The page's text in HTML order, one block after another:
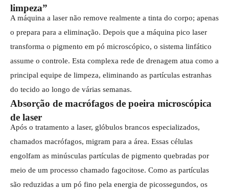
limpeza”
A máquina a laser não remove realmente a tinta do corpo; apenas
o prepara para a eliminação. Depois que a máquina pico laser
transforma o pigmento em pó microscópico, o sistema linfático
assume o controle. Esta complexa rede de drenagem atua como a
principal equipe de limpeza, eliminando as partículas estranhas
do tecido ao longo de várias semanas.
Absorção de macrófagos de poeira microscópica
de laser
Após o tratamento a laser, glóbulos brancos especializados,
chamados macrófagos, migram para a área. Essas células
engolfam as minúsculas partículas de pigmento quebradas por
meio de um processo chamado fagocitose. Como as partículas
são reduzidas a um pó fino pela energia de picossegundos, os